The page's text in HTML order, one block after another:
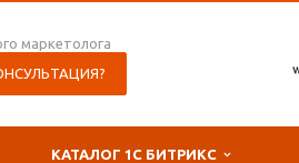
маркетолога
КАТАЛОГ 1С БИТРИКС